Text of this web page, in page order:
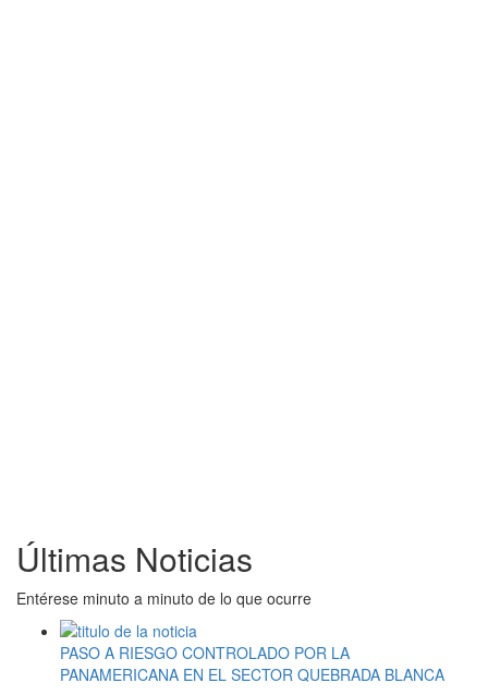
Últimas Noticias
Entérese minuto a minuto de lo que ocurre
PASO A RIESGO CONTROLADO POR LA
PANAMERICANA EN EL SECTOR QUEBRADA BLANCA